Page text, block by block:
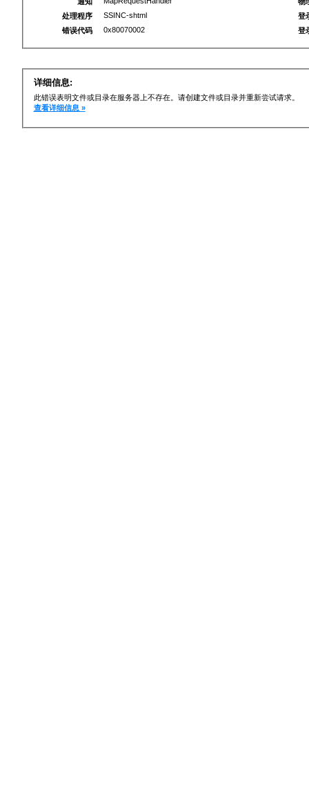
处理程序
SSINC-shtml
错误代码
0x80070002
登
登
详细信息:
此错误表明文件或目录在服务器上不存在。请创建文件或目录并重新尝试请求。
查看详细信息 »